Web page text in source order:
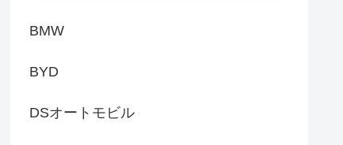
BMW
BYD
DSオートモビル